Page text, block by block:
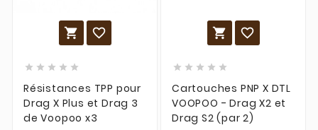
 
    
Résistances TPP pour
Drag X Plus et Drag 3
de Voopoo x3
 
    
Cartouches PNP X DTL
VOOPOO - Drag X2 et
Drag S2 (par 2)